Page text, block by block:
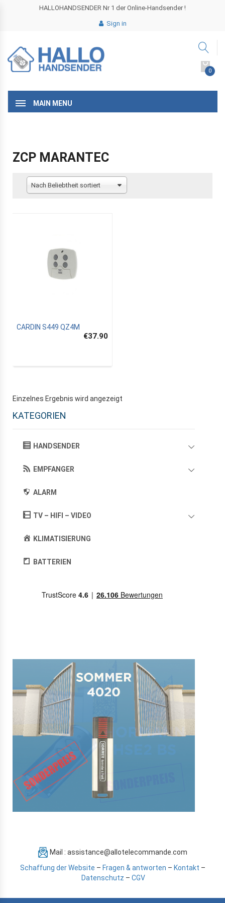
HALLOHANDSENDER Nr 1 der Online-Handsender !
Sign in
0
MAIN MENU
ZCP MARANTEC
Nach Beliebtheit sortiert
CARDIN S449 QZ4M
€37.90
Einzelnes Ergebnis wird angezeigt
KATEGORIEN
HANDSENDER
EMPFANGER
ALARM
TV – HIFI – VIDEO
KLIMATISIERUNG
BATTERIEN
Mail : assistance@allotelecommande.com
Schaffung der Website – Fragen & antworten – Kontakt –
Datenschutz – CGV